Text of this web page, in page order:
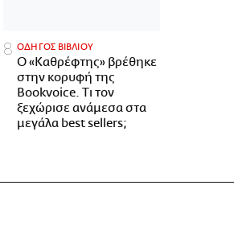
ΟΔΗΓΟΣ ΒΙΒΛΙΟΥ
Ο «Καθρέφτης» βρέθηκε
στην κορυφή της
Bookvoice. Τι τον
ξεχώρισε ανάμεσα στα
μεγάλα best sellers;